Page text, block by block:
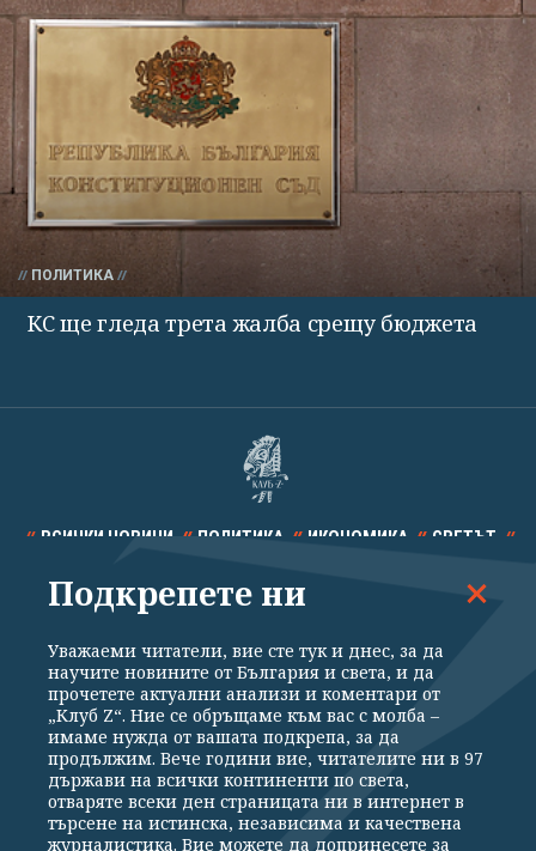
ПОЛИТИКА
КС ще гледа трета жалба срещу бюджета
ВСИЧКИ НОВИНИ ПОЛИТИКА ИКОНОМИКА СВЕТЪТ
СПОРТ КУЛТУРА ТЕХНОЛОГИИ КАЛЕЙДОСКОП
Общи условия
Политика за поверителност
Реклама
Партньори Контакти
За Клуб Z
Екип
Подкрепете ни
Подкрепете ни
Уважаеми читатели, вие сте тук и днес, за да
научите новините от България и света, и да
прочетете актуални анализи и коментари от
„Клуб Z“. Ние се обръщаме към вас с молба –
имаме нужда от вашата подкрепа, за да
продължим. Вече години вие, читателите ни в 97
държави на всички континенти по света,
отваряте всеки ден страницата ни в интернет в
търсене на истинска, независима и качествена
журналистика. Вие можете да допринесете за